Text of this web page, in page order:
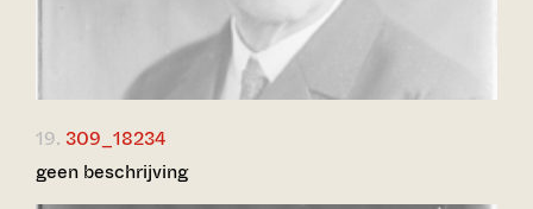
19. 309_18234
geen beschrijving